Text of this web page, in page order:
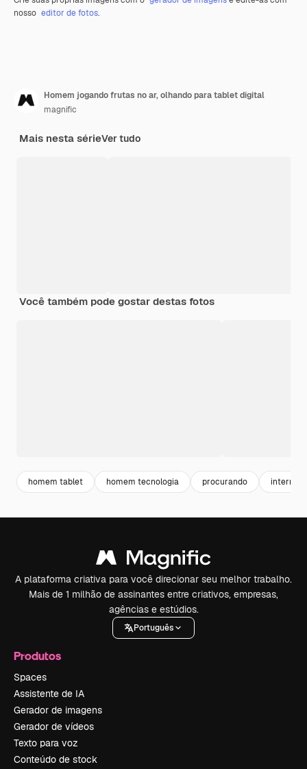
nosso editor de fotos.
Homem jogando frutas no ar, olhando para tablet digital
magnific
Mais nesta sérieVer tudo
Você também pode gostar destas fotos
homem tablet homem tecnologia procurando internet
A plataforma criativa para você direcionar seu melhor trabalho.
Mais de 1 milhão de assinantes entre criativos, empresas,
agências e estúdios.
Português
Produtos
Spaces
Assistente de IA
Gerador de imagens
Gerador de vídeos
Texto para voz
Conteúdo de stock